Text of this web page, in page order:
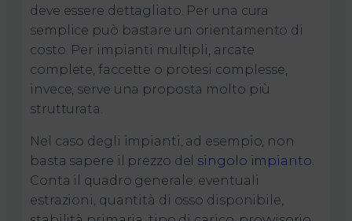
deve essere dettagliato. Per una cura
semplice può bastare un orientamento di
costo. Per impianti multipli, arcate
complete, faccette o protesi complesse,
invece, serve una proposta molto più
strutturata.
Nel caso degli impianti, ad esempio, non
basta sapere il prezzo del singolo impianto.
Conta il quadro generale: eventuali
estrazioni, quantità di osso disponibile,